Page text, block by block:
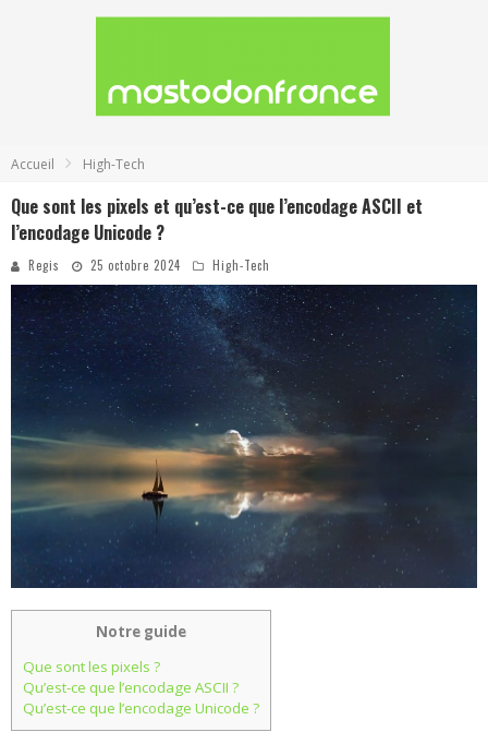
Accueil High-Tech
Que sont les pixels et qu’est-ce que l’encodage ASCII et
l’encodage Unicode ?
Regis 25 octobre 2024 High-Tech
Notre guide
Que sont les pixels ?
Qu’est-ce que l’encodage ASCII ?
Qu’est-ce que l’encodage Unicode ?